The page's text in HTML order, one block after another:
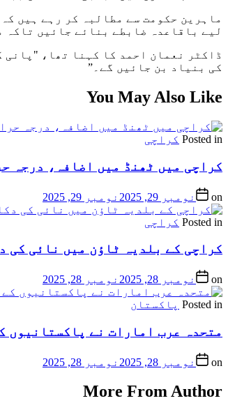
ماہرین حکومت سے مطالبہ کر رہے ہیں
لیے باقاعدہ ضابطے بنائے جائیں تاکہ
ڈاکٹر نعمان احمد کا کہنا تھا،
کی بنیاد بن جائیں گے۔”
You May Also Like
Posted in کراچی
کراچی میں ٹھنڈ میں اضافہ، درجہ حرارت 15 ڈگری تک گرنے
on نومبر 29, 2025 نومبر 29, 2025
Posted in کراچی
کراچی کے بلدیہ ٹاؤن میں نائی کی
on نومبر 28, 2025 نومبر 28, 2025
Posted in پاکستان
متحدہ عرب امارات نے پاکستانیوں
on نومبر 28, 2025 نومبر 28, 2025
More From Author